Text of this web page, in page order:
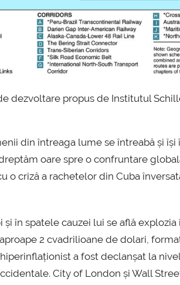
dezvoltare propus de Institutul
din întreaga lume se întreabă și
oare spre o confruntare
o criză a rachetelor din Cuba
în spatele cauzei lui se află
2 cvadrilioane de dolari,
a fost declanșat la
City of London și Wall